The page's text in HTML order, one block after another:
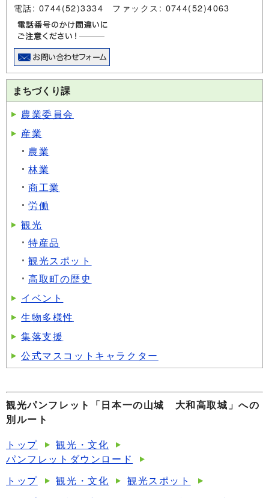
電話: 0744(52)3334 ファックス: 0744(52)4063
まちづくり課
農業委員会
産業
農業
林業
商工業
労働
観光
特産品
観光スポット
高取町の歴史
イベント
生物多様性
集落支援
公式マスコットキャラクター
観光パンフレット「日本一の山城 大和高取城」への
別ルート
トップ
観光・文化
パンフレットダウンロード
トップ
観光・文化
観光スポット